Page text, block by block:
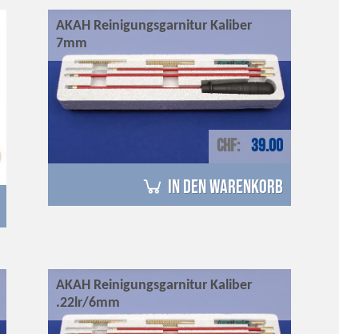
AKAH Reinigungsgarnitur Kaliber
7mm
CHF 39.00
in den Warenkorb
AKAH Reinigungsgarnitur Kaliber
.22lr/6mm